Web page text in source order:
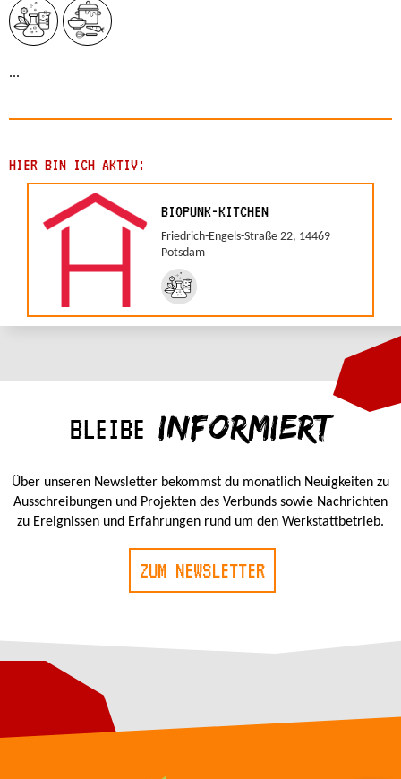
...
HIER BIN ICH AKTIV:
BIOPUNK-KITCHEN
Friedrich-Engels-Straße 22, 14469
Potsdam
BLEIBE INFORMIERT
Über unseren Newsletter bekommst du monatlich Neuigkeiten zu
Ausschreibungen und Projekten des Verbunds sowie Nachrichten
zu Ereignissen und Erfahrungen rund um den Werkstattbetrieb.
ZUM NEWSLETTER